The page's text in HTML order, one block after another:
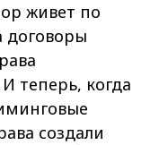
живет по
договоры
теперь, когда
создали